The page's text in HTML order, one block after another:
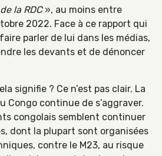
la RDC», au moins entre
2022. Face à ce rapport qui
parler de lui dans les médias,
les devants et de dénoncer
signifie ? Ce n’est pas clair. La
Congo continue de s’aggraver.
congolais semblent continuer
dont la plupart sont organisées
contre le M23, au risque